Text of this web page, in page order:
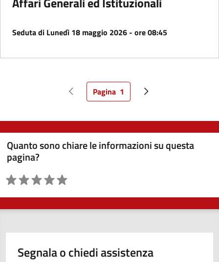
Seduta di Lunedì 18 maggio 2026 - ore 08:45
Pagina precedente
Pagina attuale
Pagina 1 Pagina successiva
Quanto sono chiare le informazioni su questa
pagina?
Valutazione
Segnala o chiedi assistenza